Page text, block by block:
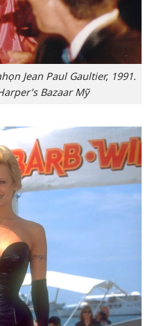
Jean Paul Gaultier, 1991.
Bazaar Mỹ